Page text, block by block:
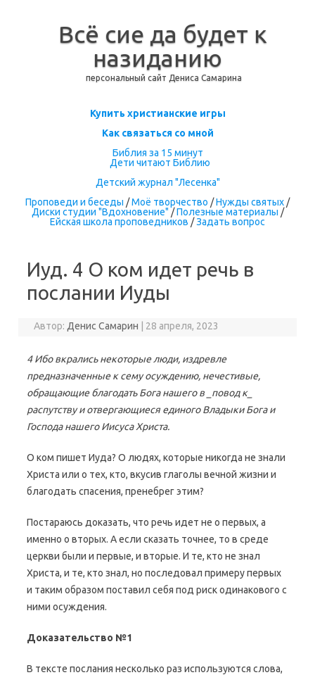
Всё сие да будет к
назиданию
персональный сайт Дениса Самарина
Перейти к содержимому
Купить христианские игры
Как связаться со мной
Библия за 15 минут
Дети читают Библию
Детский журнал "Лесенка"
Проповеди и беседы /Моё творчество /Нужды святых /
Диски студии "Вдохновение" /Полезные материалы /
Ейская школа проповедников /Задать вопрос
Иуд. 4 О ком идет речь в
послании Иуды
Автор: Денис Самарин 28 апреля, 2023
4 Ибо вкрались некоторые люди, издревле
предназначенные к сему осуждению, нечестивые,
обращающие благодать Бога нашего в _повод к_
распутству и отвергающиеся единого Владыки Бога и
Господа нашего Иисуса Христа.
О ком пишет Иуда? О людях, которые никогда не знали
Христа или о тех, кто, вкусив глаголы вечной жизни и
благодать спасения, пренебрег этим?
Постараюсь доказать, что речь идет не о первых, а
именно о вторых. А если сказать точнее, то в среде
церкви были и первые, и вторые. И те, кто не знал
Христа, и те, кто знал, но последовал примеру первых
и таким образом поставил себя под риск одинакового с
ними осуждения.
Доказательство №1
В тексте послания несколько раз используются слова,